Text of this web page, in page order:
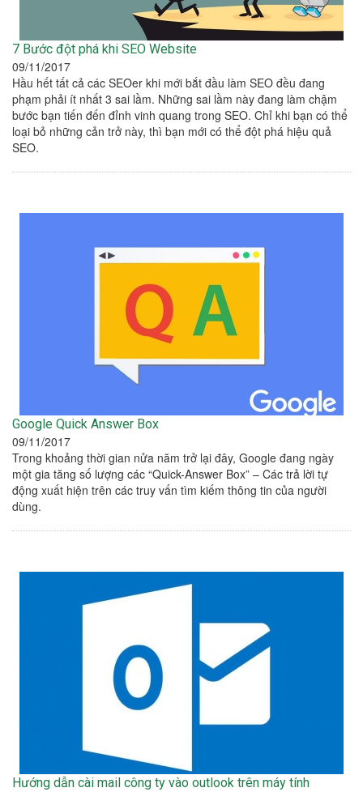
7 Bước đột phá khi SEO Website
09/11/2017
Hầu hết tất cả các SEOer khi mới bắt đầu làm SEO đều đang
phạm phải ít nhất 3 sai lầm. Những sai lầm này đang làm chậm
bước bạn tiến đến đỉnh vinh quang trong SEO. Chỉ khi bạn có thể
loại bỏ những cản trở này, thì bạn mới có thể đột phá hiệu quả
SEO.
Google Quick Answer Box
09/11/2017
Trong khoảng thời gian nửa năm trở lại đây, Google đang ngày
một gia tăng số lượng các “Quick-Answer Box” – Các trả lời tự
động xuất hiện trên các truy vấn tìm kiếm thông tin của người
dùng.
Hướng dẫn cài mail công ty vào outlook trên máy tính